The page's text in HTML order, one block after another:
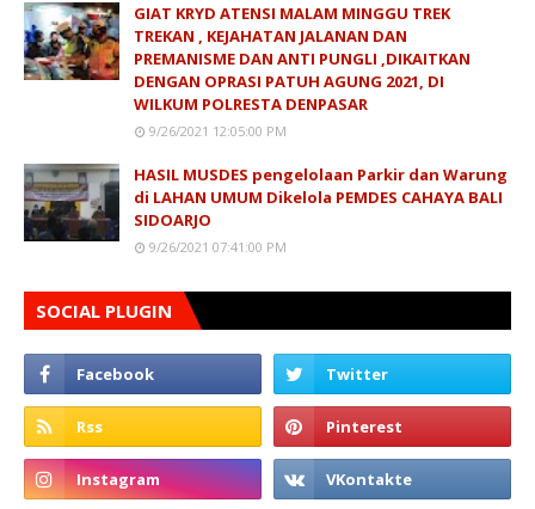
GIAT KRYD ATENSI MALAM MINGGU TREK
TREKAN , KEJAHATAN JALANAN DAN
PREMANISME DAN ANTI PUNGLI ,DIKAITKAN
DENGAN OPRASI PATUH AGUNG 2021, DI
WILKUM POLRESTA DENPASAR
9/26/2021 12:05:00 PM
HASIL MUSDES pengelolaan Parkir dan Warung
di LAHAN UMUM Dikelola PEMDES CAHAYA BALI
SIDOARJO
9/26/2021 07:41:00 PM
SOCIAL PLUGIN